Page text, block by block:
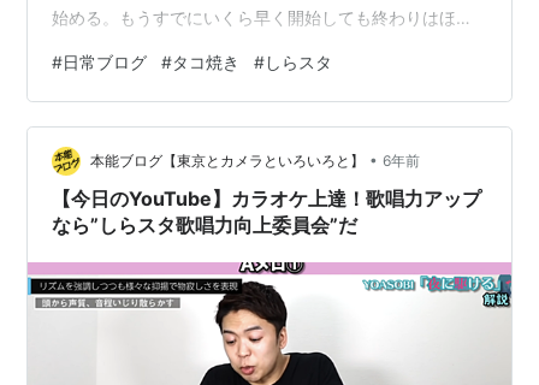
始める。もうすでにいくら早く開始しても終わりはほと
力に逆らえない。 晩御飯はたこ焼き。ホットプレートで
やるから火力不足感は否めない。まぁでも楽しく美味し
くいただきました。ガスでやりたくなりますね。カセッ
トコンロ＋鉄板でやろうかしら。 夜はYouTubeで「しら
すた」ってチャンネルのボイトレ動画を見ながら気を失
っていた。こういうので歌の歌い方見て…
#日常ブログ #タコ焼き #しらスタ
本能ブログ【東京とカメラといろいろと】 • 6年前
【今日のYouTube】カラオケ上達！歌唱力アップ
なら”しらスタ歌唱力向上委員会”だ